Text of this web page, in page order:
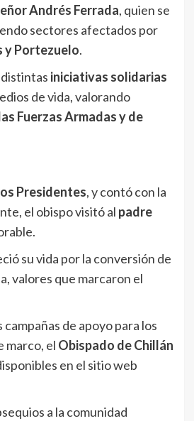
Andrés Ferrada, quien se
sectores afectados por
y Portezuelo.
distintas iniciativas solidarias
de vida, valorando
Fuerzas Armadas y de
Presidentes, y contó con la
el obispo visitó al padre
su vida por la conversión de
valores que marcaron el
campañas de apoyo para los
marco, el Obispado de Chillán
en el sitio web
a la comunidad